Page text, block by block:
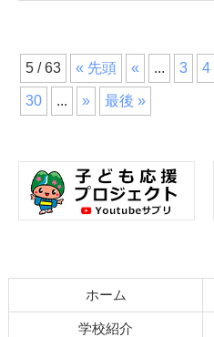
5 / 63 « 先頭 « ... 3 4
30 ... »
最後 »
の
戻
ホーム
学校紹介